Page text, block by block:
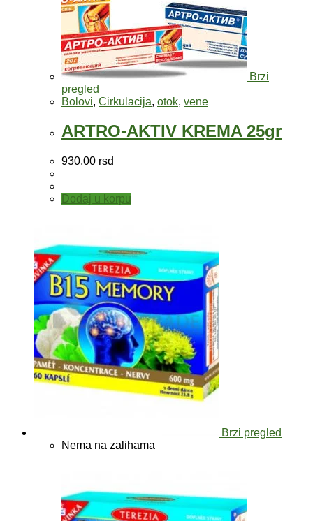
Brzi
pregled
Bolovi, Cirkulacija, otok, vene
ARTRO-AKTIV KREMA 25gr
930,00 rsd
Dodaj u korpu
Brzi pregled
Nema na zalihama